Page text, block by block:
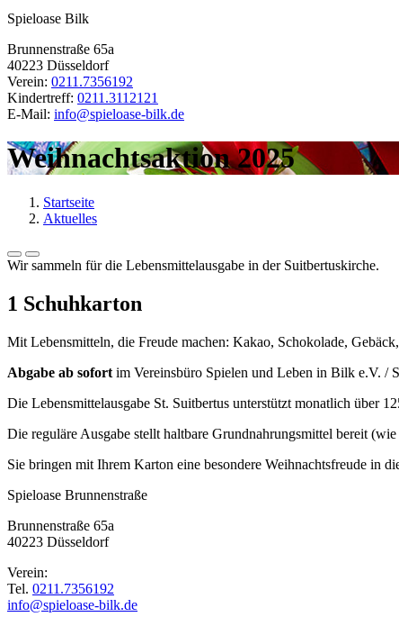
Spieloase Bilk
Brunnenstraße 65a
40223 Düsseldorf
Verein: 0211.7356192
Kindertreff: 0211.3112121
E-Mail: info@spieloase-bilk.de
Weihnachtsaktion 2025
Startseite
Aktuelles
Wir sammeln für die Lebensmittelausgabe in der Suitbertuskirche.
1 Schuhkarton
Mit Lebensmitteln, die Freude machen: Kakao, Schokolade,
Abgabe ab sofort im Vereinsbüro Spielen und Leben in Bilk e.V. /
Die Lebensmittelausgabe St. Suitbertus unterstützt monatlich über
Die reguläre Ausgabe stellt haltbare Grundnahrungsmittel bereit
Sie bringen mit Ihrem Karton eine besondere Weihnachtsfreude in
Spieloase Brunnenstraße
Brunnenstraße 65a
40223 Düsseldorf
Verein:
Tel. 0211.7356192
info@spieloase-bilk.de